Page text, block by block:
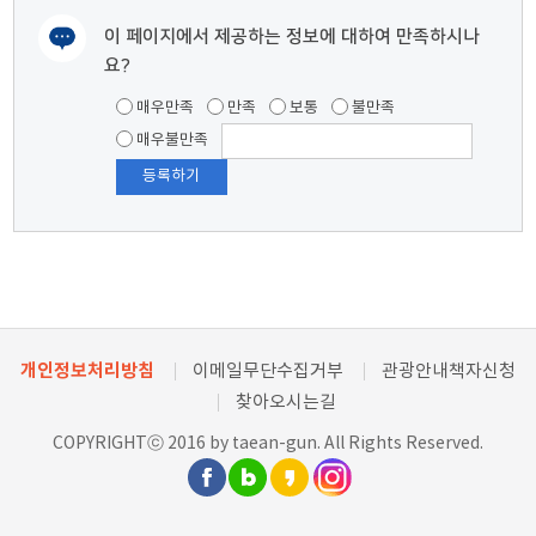
충청남도 태안군 근흥면 연포2길 57 /충청남도 태안군
태안읍 백화산 /
길찾기
태안 문화제
충청남도 태안군 태안읍 백화로 200 / 041-674-2192
이 페이지에서 제공하는 정보에 대하여 만족하시나
요?
매우만족 만족 보통
불만족
매우불만족
개인정보처리방침 이메일무단수집거부
관광안내책자신청
찾아오시는길
COPYRIGHTⓒ 2016 by taean-gun. All Rights Reserved.